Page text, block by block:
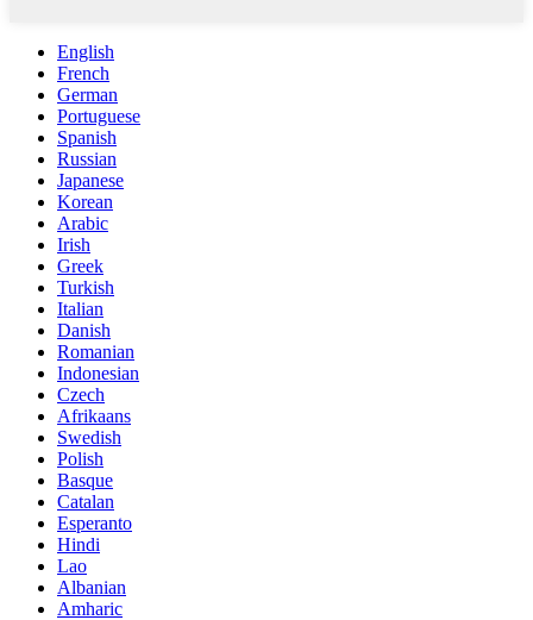
English
French
German
Portuguese
Spanish
Russian
Japanese
Korean
Arabic
Irish
Greek
Turkish
Italian
Danish
Romanian
Indonesian
Czech
Afrikaans
Swedish
Polish
Basque
Catalan
Esperanto
Hindi
Lao
Albanian
Amharic